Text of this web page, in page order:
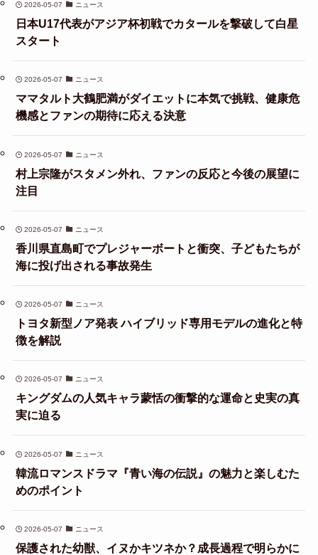
2026-05-07 ニュース
日本U17代表がアジア杯初戦でカタールを撃破して白星
スタート
2026-05-07 ニュース
ママタルト大鶴肥満がダイエットに本気で挑戦、健康危
機感とファンの期待に応える決意
2026-05-07 ニュース
村上宗隆がスタメン外れ、ファンの反応と今後の展望に
注目
2026-05-07 ニュース
香川県直島町でプレジャーボートと衝突、子どもたちが
海に投げ出される事故発生
2026-05-07 ニュース
トヨタ新型ノア発表 ハイブリッド専用モデルの進化と特
徴を解説
2026-05-07 ニュース
キングダムの人気キャラ蒙恬の衝撃的な運命と史実の真
実に迫る
2026-05-07 ニュース
韓流ロマンスドラマ『青い海の伝説』の魅力と楽しむた
めのポイント
2026-05-07 ニュース
保護された幼獣、イヌかキツネか？成長過程で明らかに